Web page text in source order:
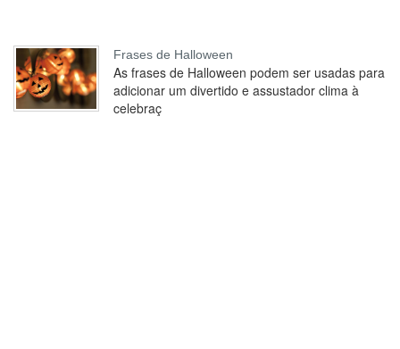
Frases de Halloween
As frases de Halloween podem ser usadas para
adicionar um divertido e assustador clima à
celebraç